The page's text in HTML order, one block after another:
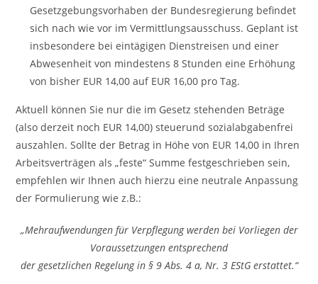
Gesetzgebungsvorhaben der Bundesregierung befindet
sich nach wie vor im Vermittlungsausschuss. Geplant ist
insbesondere bei eintägigen Dienstreisen und einer
Abwesenheit von mindestens 8 Stunden eine Erhöhung
von bisher EUR 14,00 auf EUR 16,00 pro Tag.
Aktuell können Sie nur die im Gesetz stehenden Beträge
(also derzeit noch EUR 14,00) steuerund sozialabgabenfrei
auszahlen. Sollte der Betrag in Höhe von EUR 14,00 in Ihren
Arbeitsverträgen als „feste“ Summe festgeschrieben sein,
empfehlen wir Ihnen auch hierzu eine neutrale Anpassung
der Formulierung wie z.B.:
„Mehraufwendungen für Verpflegung werden bei Vorliegen der
Voraussetzungen entsprechend
der gesetzlichen Regelung in § 9 Abs. 4 a, Nr. 3 EStG erstattet.“